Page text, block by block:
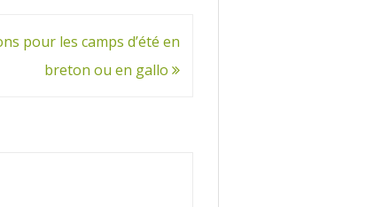
pour les camps d’été en
breton ou en gallo